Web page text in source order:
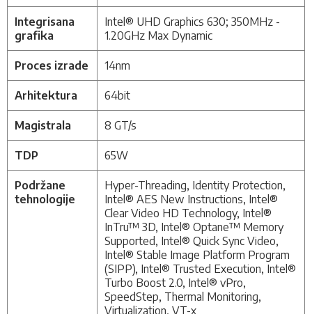
Integrisana
grafika
Intel® UHD Graphics 630; 350MHz -
1.20GHz Max Dynamic
Proces izrade 14nm
Arhitektura 64bit
Magistrala 8 GT/s
TDP 65W
Podržane
tehnologije
Hyper-Threading, Identity Protection,
Intel® AES New Instructions, Intel®
Clear Video HD Technology, Intel®
InTru™ 3D, Intel® Optane™ Memory
Supported, Intel® Quick Sync Video,
Intel® Stable Image Platform Program
(SIPP), Intel® Trusted Execution, Intel®
Turbo Boost 2.0, Intel® vPro,
SpeedStep, Thermal Monitoring,
Virtualization, VT-x